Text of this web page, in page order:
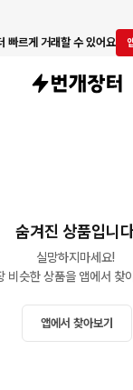
빠르게 거래할 수 있어요
숨겨진 상품입니
실망하지마세요!
비슷한 상품을 앱에서 찾
앱에서 찾아보기